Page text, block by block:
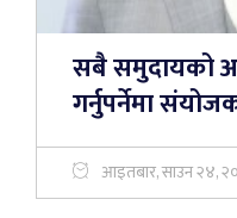
सबै समुदायको
गर्नुपर्नेमा
आइतबार, साउन २४,